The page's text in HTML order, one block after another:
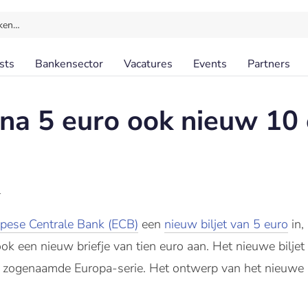
Bankensector Vacatures Events Partners
5 euro ook nieuw
Centrale Bank (ECB) een nieuw biljet van 5 euro in,
een nieuw briefje van tien euro aan. Het nieuwe
Europa-serie. Het ontwerp van het